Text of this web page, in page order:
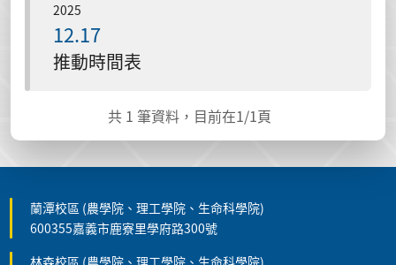
2025
12.17
推動時間表
共 1 筆資料，目前在1/1頁
蘭潭校區 (農學院、理工學院、生命科學院)
600355嘉義市鹿寮里學府路300號
林森校區 (農學院、理工學院、生命科學院)